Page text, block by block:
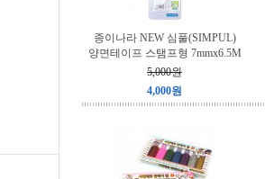
종이나라 NEW 심풀(SIMPUL)
양면테이프 스탬프형 7mmx6.5M
5,000원
4,000원